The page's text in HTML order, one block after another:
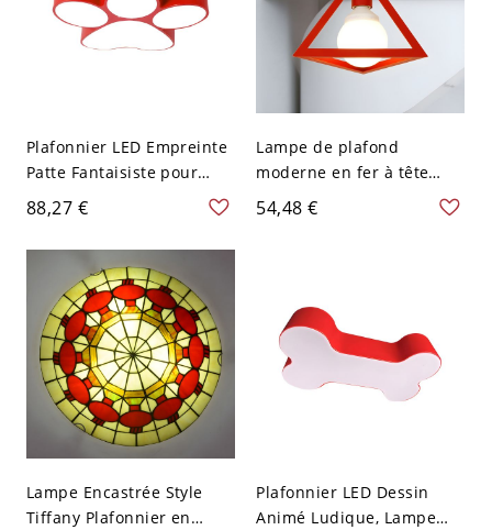
Plafonnier LED Empreinte
Patte Fantaisiste pour
Chambre d'Enfants &
Crèche - Rouge 110 V-120
V 45,72 cm
88,27 €
Lampe de plafond
moderne en fer à tête
unique en forme de
triangle semi-encastrée
54,48 €
Lampe Encastrée Style
Tiffany Plafonnier en
Plafonnier LED Dessin
Animé Ludique, Lampe